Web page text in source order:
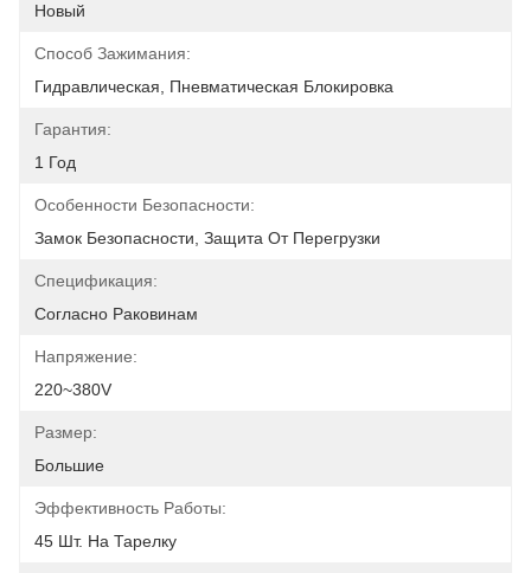
Новый
Способ Зажимания:
Гидравлическая, Пневматическая Блокировка
Гарантия:
1 Год
Особенности Безопасности:
Замок Безопасности, Защита От Перегрузки
Спецификация:
Согласно Раковинам
Напряжение:
220~380V
Размер:
Большие
Эффективность Работы:
45 Шт. На Тарелку